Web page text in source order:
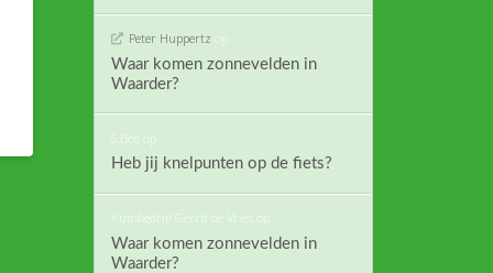
Peter Huppertz op
Waar komen zonnevelden in
Waarder?
S.Bos op
Heb jij knelpunten op de fiets?
Autobedrijf Gerrit de Vries op
Waar komen zonnevelden in
Waarder?